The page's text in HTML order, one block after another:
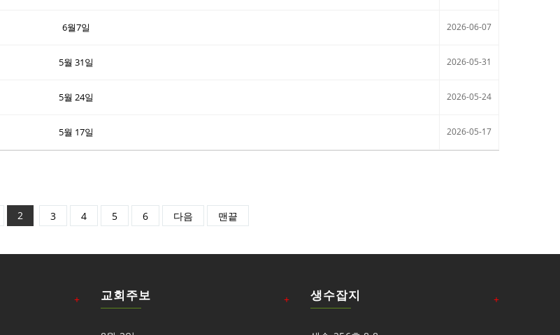
6월7일 2026-06-07
5월 31일 2026-05-31
5월 24일 2026-05-24
5월 17일 2026-05-17
2 3 4 5 6 다음 맨끝
+ 교회주보 + 생수잡지 +